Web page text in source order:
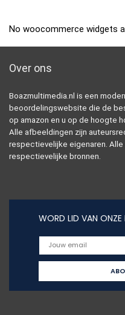
No woocommerce widgets
Over ons
Boazmultimedia.nl is een
beoordelingswebsite die de
op amazon en u op de hoogte
Alle afbeeldingen zijn
respectievelijke eigenaren.
respectievelijke bronnen.
WORD LID VAN ONZE